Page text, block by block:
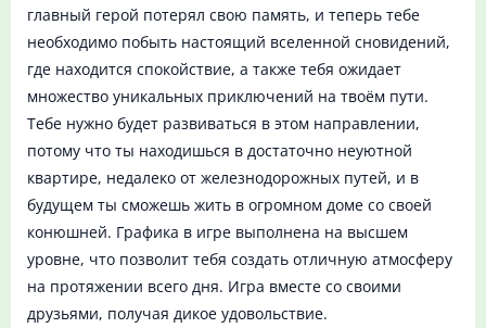
главный герой потерял свою память, и теперь тебе
необходимо побыть настоящий вселенной сновидений,
где находится спокойствие, а также тебя ожидает
множество уникальных приключений на твоём пути.
Тебе нужно будет развиваться в этом направлении,
потому что ты находишься в достаточно неуютной
квартире, недалеко от железнодорожных путей, и в
будущем ты сможешь жить в огромном доме со своей
конюшней. Графика в игре выполнена на высшем
уровне, что позволит тебя создать отличную атмосферу
на протяжении всего дня. Игра вместе со своими
друзьями, получая дикое удовольствие.